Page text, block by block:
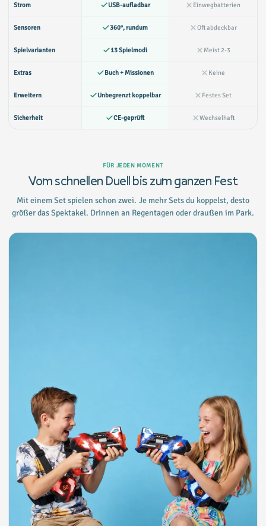
Strom USB-aufladbar Einwegbatterien
Sensoren 360°, rundum Oft abdeckbar
Spielvarianten 13 Spielmodi Meist 2-3
Extras Buch + Missionen Keine
Erweitern Unbegrenzt koppelbar Festes Set
Sicherheit CE-geprüft Wechselhaft
FÜR JEDEN MOMENT
Vom schnellen Duell bis zum ganzen Fest
Mit einem Set spielen schon zwei. Je mehr Sets du koppelst, desto
größer das Spektakel. Drinnen an Regentagen oder draußen im Park.